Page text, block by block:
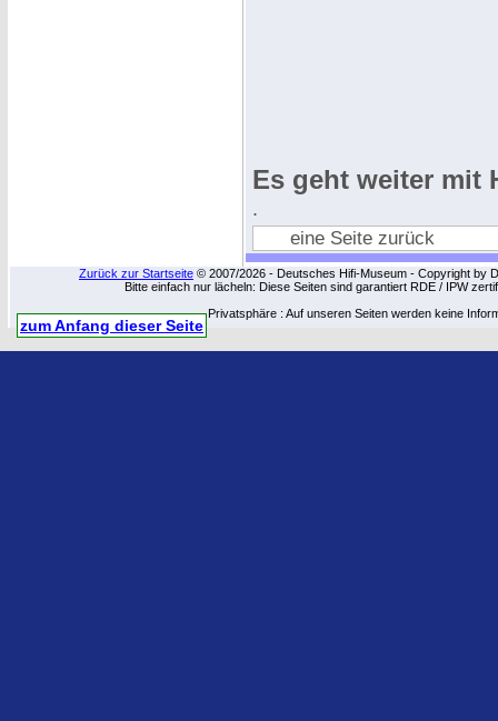
Es geht weiter mit
.
eine Seite zurück
Zurück zur Startseite © 2007/2026 - Deutsches Hifi-Museum - Copyright by
Bitte einfach nur lächeln: Diese Seiten sind garantiert RDE / IPW
Privatsphäre : Auf unseren Seiten werden keine
zum Anfang dieser Seite